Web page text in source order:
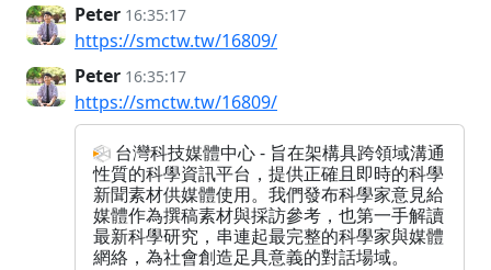
Peter 16:35:17
https://smctw.tw/16809/
Peter 16:35:17
https://smctw.tw/16809/
台灣科技媒體中心 - 旨在架構具跨領域溝通
性質的科學資訊平台，提供正確且即時的科學
新聞素材供媒體使用。我們發布科學家意見給
媒體作為撰稿素材與採訪參考，也第一手解讀
最新科學研究，串連起最完整的科學家與媒體
網絡，為社會創造足具意義的對話場域。